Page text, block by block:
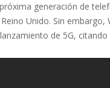
generación de
Unido. Sin
de 5G,